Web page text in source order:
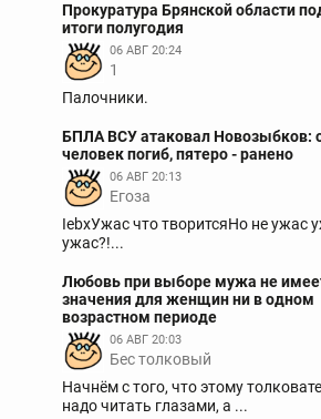
Прокуратура Брянской области
итоги полугодия
06 АВГ 20:24
1
Палочники.
БПЛА ВСУ атаковал Новозыбков:
человек погиб, пятеро - ранено
06 АВГ 20:13
Егоза
IebxУжас что творитсяНо не ужас
ужас?!...
Любовь при выборе мужа не
значения для женщин ни в одном
возрастном периоде
06 АВГ 20:03
Бес толковый
Начнём с того, что этому
надо читать глазами, а ...